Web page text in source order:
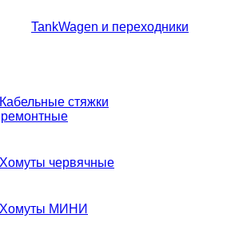
TankWagen и переходники
Кабельные стяжки
Хомуты червячные
Хомуты МИНИ